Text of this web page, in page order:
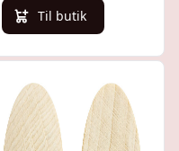
Til butik